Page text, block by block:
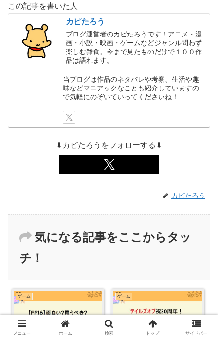
この記事を書いた人
カピたろう
ブログ運営者のカピたろうです！アニメ・漫
画・小説・映画・ゲームなどジャンル問わず
楽しむ雑食。今まで見たものだけで１００作
品は語れます。
当ブログは作品のネタバレや考察、生活や趣
味などマニアックなことも紹介していますの
で気軽にのぞいていってくださいね！
⬇カピたろうをフォローする⬇
カピたろう
気になる記事をここからタッ
チ！
ゲーム ゲーム
メニュー ホーム 検索 トップ サイドバー